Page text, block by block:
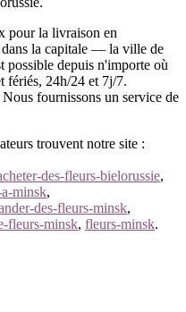
pour la livraison en
la capitale — la ville de
possible depuis n'importe où
fériés, 24h/24 et 7j/7.
Nous fournissons un service de
trouvent notre site :
des-fleurs-bielorussie,
minsk,
des-fleurs-minsk,
fleurs-minsk, fleurs-minsk.